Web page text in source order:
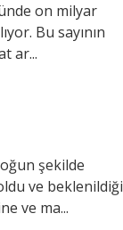
on milyar
Bu sayının
ar...
şekilde
ve beklenildiği
ve ma...